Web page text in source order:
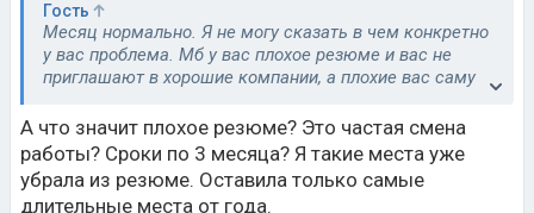
Гость
Месяц нормально. Я не могу сказать в чем конкретно
у вас проблема. Мб у вас плохое резюме и вас не
приглашают в хорошие компании, а плохие вас саму
быть вы не умеете проходить собеседования, может
вы специалист так себе и не знаете ничего. Я,
например, встречала людей, которые долго искали
работу, но при этом считали ниже своего достоинства
А что значит плохое резюме? Это частая смена
работы? Сроки по 3 месяца? Я такие места уже
убрала из резюме. Оставила только самые
длительные места от года.